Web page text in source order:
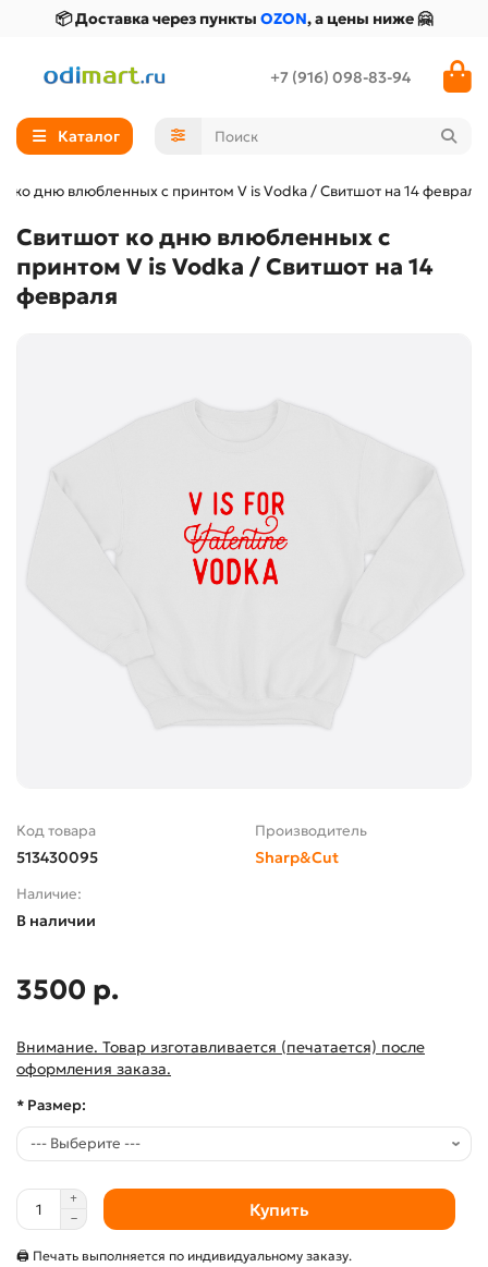
📦 Доставка через пункты OZON, а цены ниже 🤗
+7 (916) 098-83-94
Каталог
ко дню влюбленных с принтом V is Vodka / Свитшот на 14 февраля
Свитшот ко дню влюбленных с
принтом V is Vodka / Свитшот на 14
февраля
Код товара
513430095
Производитель
Sharp&Cut
Наличие:
В наличии
3500 р.
Внимание. Товар изготавливается (печатается) после
оформления заказа.
* Размер:
Купить
🖨 Печать выполняется по индивидуальному заказу.